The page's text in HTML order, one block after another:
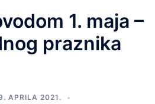
1. maja –
praznika
APRILA 2021.